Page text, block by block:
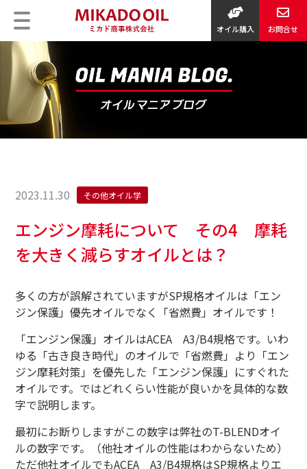
オイル購入 お問合せ
2023.11.30 その他オイル学
エンジン摩耗について その4 摩耗
を大きく減らすオイルとは？
多くの方が誤解されていますがSP規格オイルは「エン
ジン保護」優先オイルでなく「省燃費」オイルです！
「エンジン保護」オイルはACEA A3/B4規格です。いわ
ゆる「古き良き時代」のオイルで「省燃費」より「エン
ジン摩耗対策」を優先した「エンジン保護」にすぐれた
オイルです。ではどれくらい性能が良いかを具体的な数
字で説明します。
最初にお断りしますがこの数字は弊社のT-BLENDオイ
ルの数字です。（他社オイルの性能はわからないため）
ただ他社オイルでもACEA A3/B4規格はSP規格よりエ